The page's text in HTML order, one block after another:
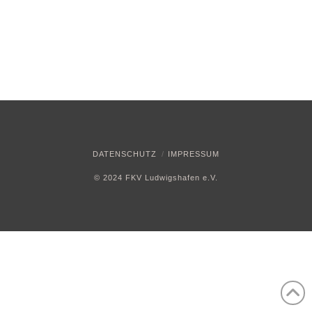
DATENSCHUTZ IMPRESSUM
© 2024 FKV Ludwigshafen e.V.